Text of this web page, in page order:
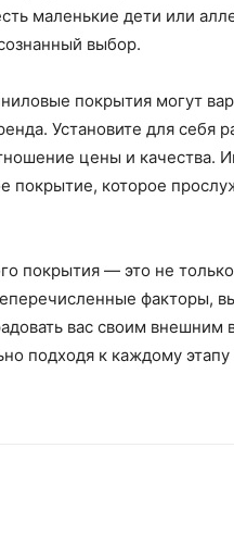
маленькие дети или
выбор.
покрытия могут
Установите для себя
цены и качества.
покрытие, которое
покрытия — это не
факторы,
вас своим внешним
подходя к каждому